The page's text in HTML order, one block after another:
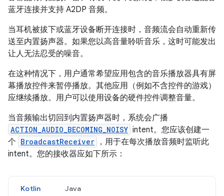
蓝牙连接并支持 A2DP 音频。
当耳机被拔下或蓝牙设备断开连接时，音频流会自动重新传
送至内置扬声器。如果您以高音量聆听音乐，这时可能发出
让人无法忍受的噪音。
在这种情况下，用户通常希望应用包含的音乐播放器具有屏
幕播放控件来暂停播放。其他应用（例如不含控件的游戏）
应继续播放。用户可以使用设备的硬件控件调整音量。
当音频输出切回到内置扬声器时，系统会广播
ACTION_AUDIO_BECOMING_NOISY intent。您应该创建一
个 BroadcastReceiver
，用于在每次播放音频时监听此
intent。您的接收器应如下所示：
Kotlin Java